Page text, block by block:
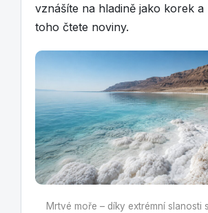
vznášíte na hladině jako korek a
toho čtete noviny.
Mrtvé moře – díky extrémní slanosti